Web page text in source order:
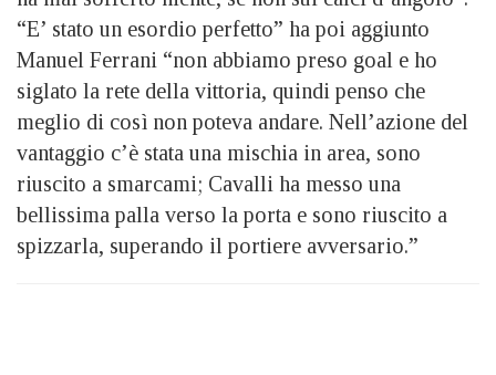
“E’ stato un esordio perfetto” ha poi aggiunto
Manuel Ferrani “non abbiamo preso goal e ho
siglato la rete della vittoria, quindi penso che
meglio di così non poteva andare. Nell’azione del
vantaggio c’è stata una mischia in area, sono
riuscito a smarcami; Cavalli ha messo una
bellissima palla verso la porta e sono riuscito a
spizzarla, superando il portiere avversario.”